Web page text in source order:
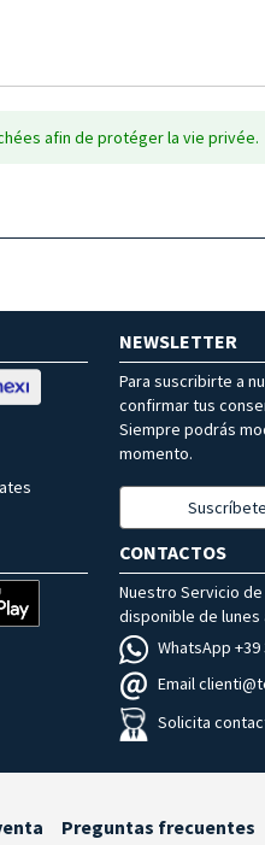
afin de protéger la vie privée.
NEWSLETTER
Para suscribirte a
confirmar tus
Siempre podrás
momento.
CONTACTOS
Nuestro Servicio
disponible de lunes
WhatsApp +39
Email
Solicita
Preguntas frecuentes